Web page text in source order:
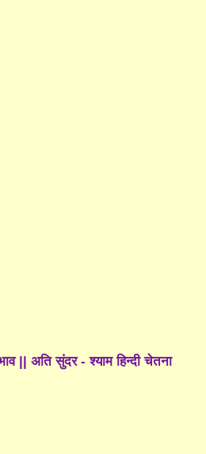
|| अति सुंदर - श्याम हिन्दी चेतना